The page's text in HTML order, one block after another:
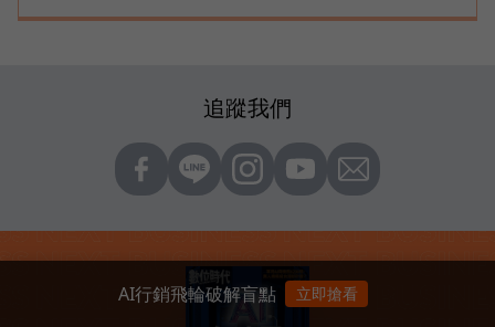
追蹤我們
AI行銷飛輪破解盲點 立即搶看